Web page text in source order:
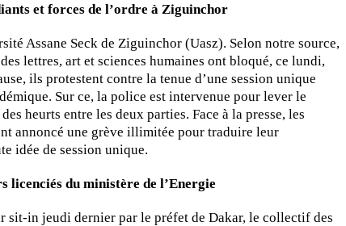
et forces de l’ordre à Ziguinchor
Assane Seck de Ziguinchor (Uasz). Selon notre source,
lettres, art et sciences humaines ont bloqué, ce lundi,
ils protestent contre la tenue d’une session unique
Sur ce, la police est intervenue pour lever le
heurts entre les deux parties. Face à la presse, les
annoncé une grève illimitée pour traduire leur
idée de session unique.
licenciés du ministère de l’Energie
sit-in jeudi dernier par le préfet de Dakar, le collectif des